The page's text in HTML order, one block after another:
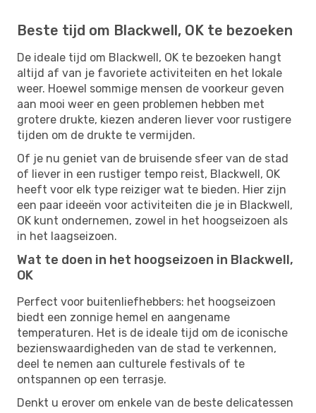
Beste tijd om Blackwell, OK te bezoeken
De ideale tijd om Blackwell, OK te bezoeken hangt
altijd af van je favoriete activiteiten en het lokale
weer. Hoewel sommige mensen de voorkeur geven
aan mooi weer en geen problemen hebben met
grotere drukte, kiezen anderen liever voor rustigere
tijden om de drukte te vermijden.
Of je nu geniet van de bruisende sfeer van de stad
of liever in een rustiger tempo reist, Blackwell, OK
heeft voor elk type reiziger wat te bieden. Hier zijn
een paar ideeën voor activiteiten die je in Blackwell,
OK kunt ondernemen, zowel in het hoogseizoen als
in het laagseizoen.
Wat te doen in het hoogseizoen in Blackwell,
OK
Perfect voor buitenliefhebbers: het hoogseizoen
biedt een zonnige hemel en aangename
temperaturen. Het is de ideale tijd om de iconische
bezienswaardigheden van de stad te verkennen,
deel te nemen aan culturele festivals of te
ontspannen op een terrasje.
Denkt u erover om enkele van de beste delicatessen